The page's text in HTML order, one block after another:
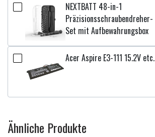
NEXTBATT 48-in-1
Präzisionsschraubendreher-
Set mit Aufbewahrungsbox
Acer Aspire E3-111 15.2V etc.
Ähnliche Produkte